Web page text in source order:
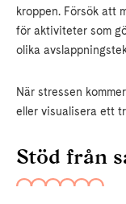
kroppen. Försök att
för aktiviteter som
olika
När stressen
eller visualisera ett
Stöd från